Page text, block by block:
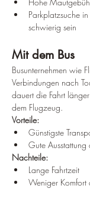
Parkplatzsuche
schwierig sein
Mit dem Bus
Busunternehmen wie
Verbindungen nach
dauert die Fahrt
dem Flugzeug.
Vorteile:
Günstigste
Gute Ausstattung
Nachteile:
Lange Fahrtzeit
Weniger Komfort